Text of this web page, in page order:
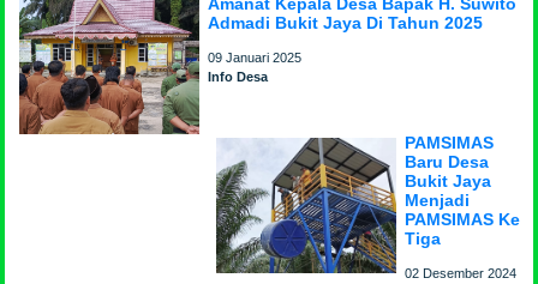
Admadi Bukit Jaya Di Tahun 2025
09 Januari 2025
Info Desa
PAMSIMAS
Baru Desa
Bukit Jaya
Menjadi
PAMSIMAS Ke
Tiga
02 Desember 2024